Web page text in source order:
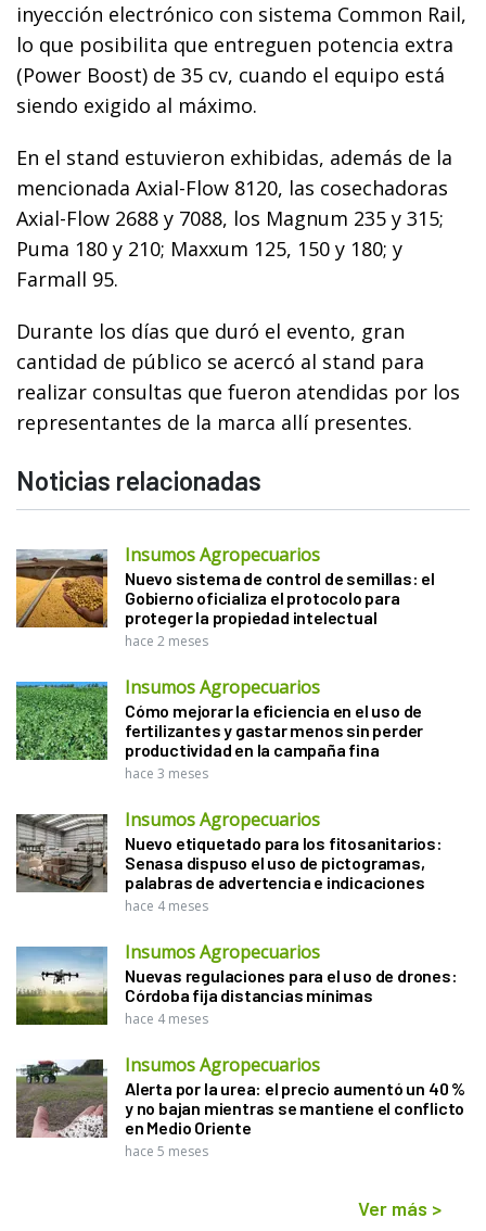
inyección electrónico con sistema Common Rail,
lo que posibilita que entreguen potencia extra
(Power Boost) de 35 cv, cuando el equipo está
siendo exigido al máximo.
En el stand estuvieron exhibidas, además de la
mencionada Axial-Flow 8120, las cosechadoras
Axial-Flow 2688 y 7088, los Magnum 235 y 315;
Puma 180 y 210; Maxxum 125, 150 y 180; y
Farmall 95.
Durante los días que duró el evento, gran
cantidad de público se acercó al stand para
realizar consultas que fueron atendidas por los
representantes de la marca allí presentes.
Noticias relacionadas
Insumos Agropecuarios
Nuevo sistema de control de semillas: el
Gobierno oficializa el protocolo para
proteger la propiedad intelectual
hace 2 meses
Insumos Agropecuarios
Cómo mejorar la eficiencia en el uso de
fertilizantes y gastar menos sin perder
productividad en la campaña fina
hace 3 meses
Insumos Agropecuarios
Nuevo etiquetado para los fitosanitarios:
Senasa dispuso el uso de pictogramas,
palabras de advertencia e indicaciones
hace 4 meses
Insumos Agropecuarios
Nuevas regulaciones para el uso de drones:
Córdoba fija distancias mínimas
hace 4 meses
Insumos Agropecuarios
Alerta por la urea: el precio aumentó un 40 %
y no bajan mientras se mantiene el conflicto
en Medio Oriente
hace 5 meses
Ver más >